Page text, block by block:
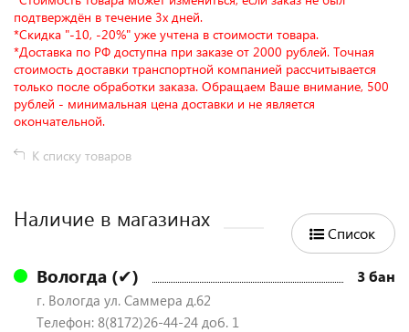
подтверждён в течение 3х дней.
*Скидка "-10, -20%" уже учтена в стоимости товара.
*Доставка по РФ доступна при заказе от 2000 рублей. Точная
стоимость доставки транспортной компанией рассчитывается
только после обработки заказа. Обращаем Ваше внимание, 500
рублей - минимальная цена доставки и не является
окончательной.
К списку товаров
Наличие в магазинах
Список
Вологда (✔) 3 бан
г. Вологда ул. Саммера д.62
Телефон: 8(8172)26-44-24 доб. 1